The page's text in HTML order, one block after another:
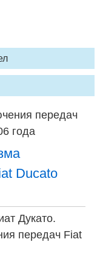
Ducato
Дукато.
передач Fiat